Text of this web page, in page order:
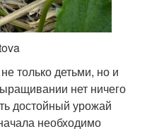
только детьми, но и
нет ничего
достойный урожай
необходимо